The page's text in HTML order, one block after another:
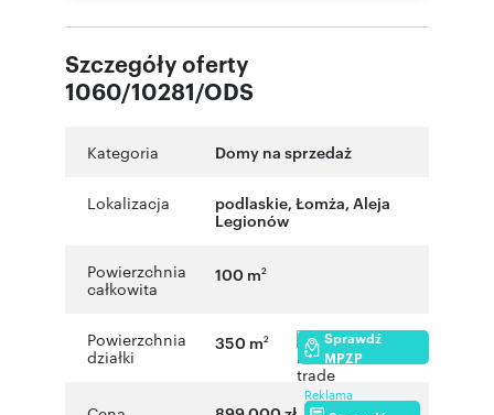
Szczegóły oferty
1060/10281/ODS
Kategoria Domy na sprzedaż
Lokalizacja podlaskie, Łomża, Aleja
Legionów
Powierzchnia
całkowita
100 m2
Powierzchnia
działki
350 m2
Sprawdź
MPZP
Reklama